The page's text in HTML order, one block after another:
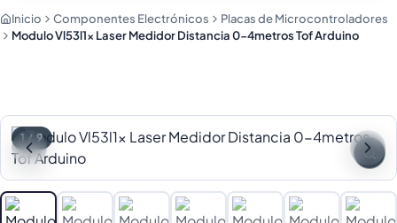
Inicio Componentes Electrónicos
Placas de Microcontroladores
Modulo Vl53l1x Laser Medidor Distancia 0-4metros Tof Arduino
1/9